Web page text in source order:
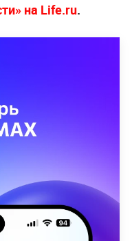
на Life.ru.